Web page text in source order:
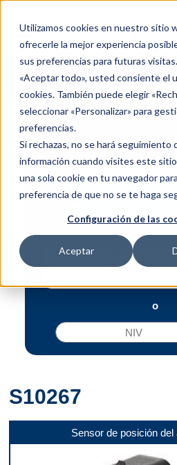
Utilizamos cookies en nuestro sitio
ofrecerle la mejor experiencia
sus preferencias para futuras
«Aceptar todo», usted consiente el
cookies. También puede elegir
seleccionar «Personalizar» para
preferencias.
Si rechazas, no se hará seguimiento
información cuando visites este sitio
una sola cookie en tu navegador
preferencia de que no se te haga
Configuración de las
Aceptar
menu
BÚSQUEDA
Vehículo |
Pieza | N.º de
o
S10267
Sensor de posición del